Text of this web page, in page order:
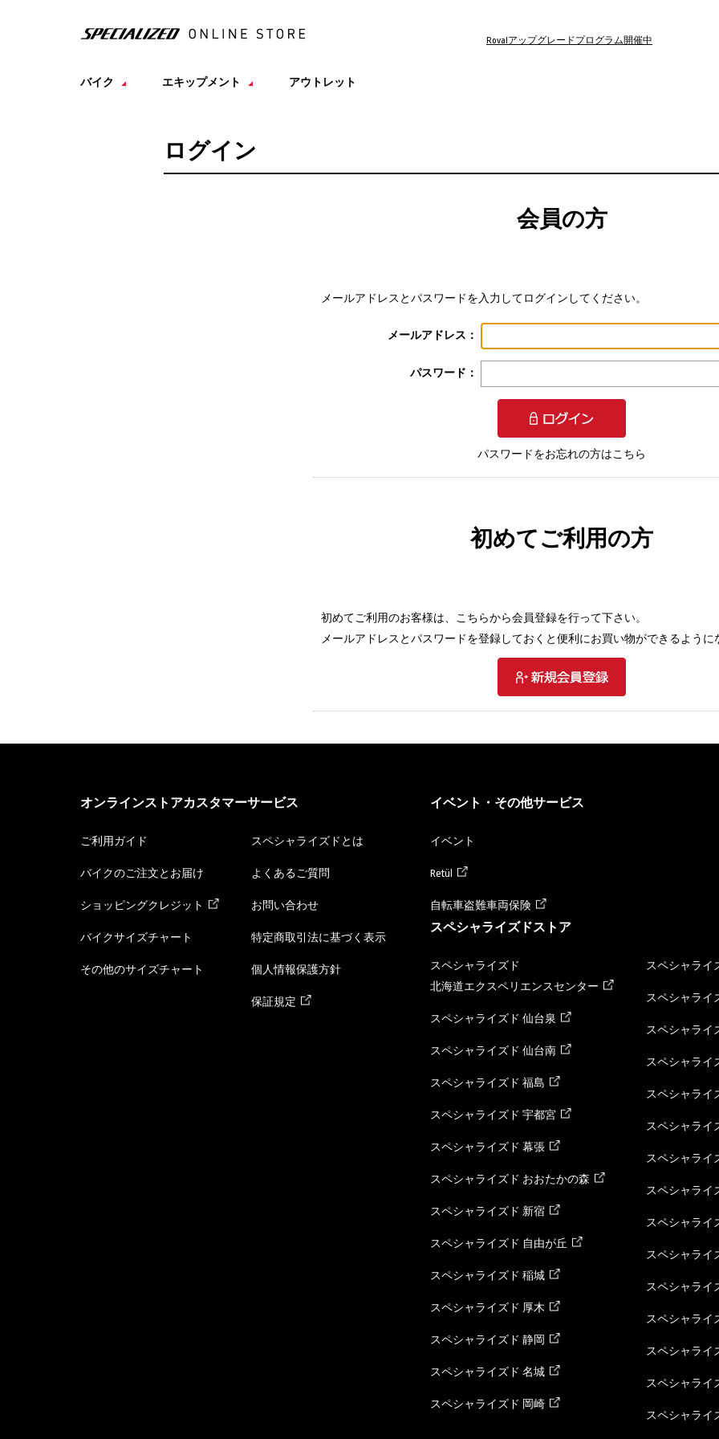
Rovalアップグレードプログラム開催中
バイク エキップメント アウトレット
ログイン
会員の方
メールアドレスとパスワードを入力してログインしてください。
メールアドレス：
パスワード：
パスワードをお忘れの方はこちら
初めてご利用の方
初めてご利用のお客様は、こちらから会員登録を行って下さい。
メールアドレスとパスワードを登録しておくと便利にお買い物ができるように
オンラインストアカスタマーサービス
ご利用ガイド
バイクのご注文とお届け
ショッピングクレジット
バイクサイズチャート
その他のサイズチャート
スペシャライズドとは
よくあるご質問
お問い合わせ
特定商取引法に基づく表示
個人情報保護方針
保証規定
イベント・その他サービス
イベント
Retül
自転車盗難車両保険
スペシャライズドストア
スペシャライズド
北海道エクスペリエンスセンター
スペシャライズド 仙台泉
スペシャライズド 仙台南
スペシャライズド 福島
スペシャライズド 宇都宮
スペシャライズド 幕張
スペシャライズド おおたかの森
スペシャライズド 新宿
スペシャライズド 自由が丘
スペシャライズド 稲城
スペシャライズド 厚木
スペシャライズド 静岡
スペシャライズド 名城
スペシャライズド 岡崎
スペシャライ
スペシャライ
スペシャライ
スペシャライ
スペシャライ
スペシャライ
スペシャライ
スペシャライ
スペシャライ
スペシャライ
スペシャライ
スペシャライ
スペシャライ
スペシャライ
スペシャライ